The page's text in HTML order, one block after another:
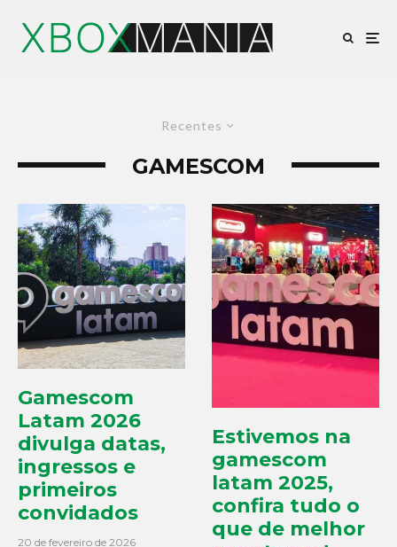
Recentes
GAMESCOM
Gamescom
Latam 2026
divulga datas,
ingressos e
primeiros
convidados
20 de fevereiro de 2026
Estivemos na
gamescom
latam 2025,
confira tudo o
que de melhor